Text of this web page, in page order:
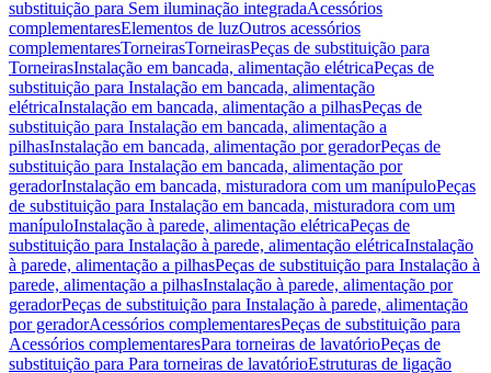
substituição para Sem iluminação integradaAcessórios
complementaresElementos de luzOutros acessórios
complementaresTorneirasTorneirasPeças de substituição para
TorneirasInstalação em bancada, alimentação elétricaPeças de
substituição para Instalação em bancada, alimentação
elétricaInstalação em bancada, alimentação a pilhasPeças de
substituição para Instalação em bancada, alimentação a
pilhasInstalação em bancada, alimentação por geradorPeças de
substituição para Instalação em bancada, alimentação por
geradorInstalação em bancada, misturadora com um manípuloPeças
de substituição para Instalação em bancada, misturadora com um
manípuloInstalação à parede, alimentação elétricaPeças de
substituição para Instalação à parede, alimentação elétricaInstalação
à parede, alimentação a pilhasPeças de substituição para Instalação à
parede, alimentação a pilhasInstalação à parede, alimentação por
geradorPeças de substituição para Instalação à parede, alimentação
por geradorAcessórios complementaresPeças de substituição para
Acessórios complementaresPara torneiras de lavatórioPeças de
substituição para Para torneiras de lavatórioEstruturas de ligação